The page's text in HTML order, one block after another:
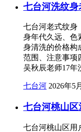
七台河洗纹
七台河老式纹身
身年代久远、色
身清洗的价格构
范围、注意事项
吴秋辰老师17年
七台河 2026年5
七台河桃山
七台河桃山区用